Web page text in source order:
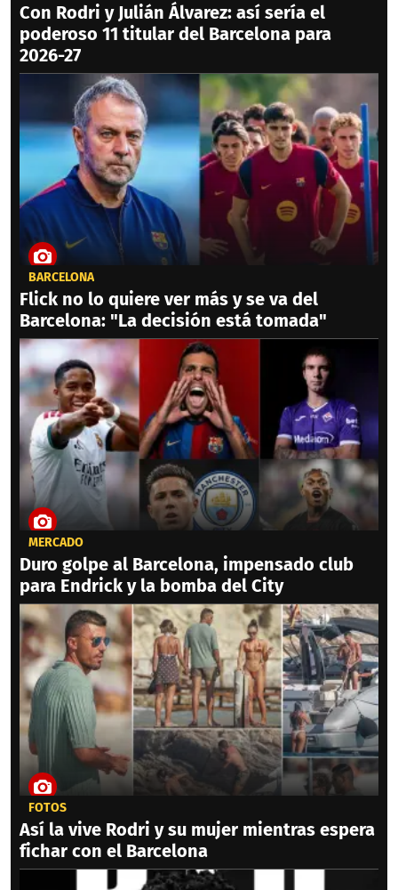
Con Rodri y Julián Álvarez: así sería el
poderoso 11 titular del Barcelona para
2026-27
BARCELONA
Flick no lo quiere ver más y se va del
Barcelona: "La decisión está tomada"
MERCADO
Duro golpe al Barcelona, impensado club
para Endrick y la bomba del City
FOTOS
Así la vive Rodri y su mujer mientras espera
fichar con el Barcelona